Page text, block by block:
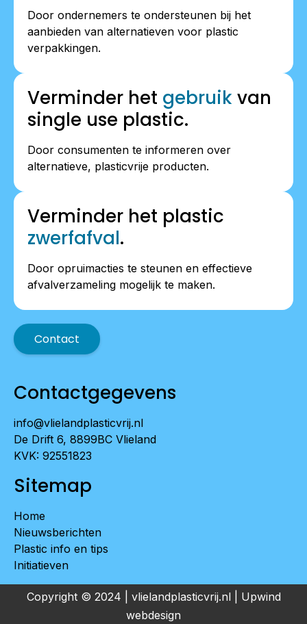
Door ondernemers te ondersteunen bij het
aanbieden van alternatieven voor plastic
verpakkingen.
Verminder het gebruik van
single use plastic.
Door consumenten te informeren over
alternatieve, plasticvrije producten.
Verminder het plastic
zwerfafval.
Door opruimacties te steunen en effectieve
afvalverzameling mogelijk te maken.
Contact
Contactgegevens
info@vlielandplasticvrij.nl
De Drift 6, 8899BC Vlieland
KVK: 92551823
Sitemap
Home
Nieuwsberichten
Plastic info en tips
Initiatieven
Copyright © 2024 | vlielandplasticvrij.nl | Upwind
webdesign